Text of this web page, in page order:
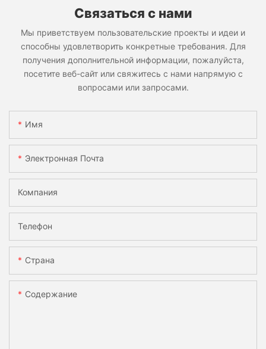
Связаться с нами
Мы приветствуем пользовательские проекты и идеи и
способны удовлетворить конкретные требования. Для
получения дополнительной информации, пожалуйста,
посетите веб-сайт или свяжитесь с нами напрямую с
вопросами или запросами.
Имя
Электронная Почта
Компания
Телефон
Страна
Содержание